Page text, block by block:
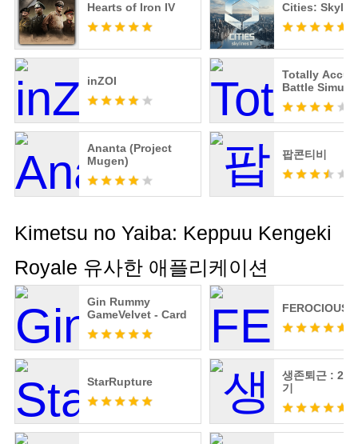
Hearts of Iron IV Cities:
inZOI
Totally
Battle
Ananta (Project
Mugen)
팝콘티비
Kimetsu no Yaiba: Keppuu Kengeki
Royale 유사한 애플리케이션
Gin Rummy
GameVelvet - Card
FEROCIOUS
StarRupture
생존퇴근 : 20
기